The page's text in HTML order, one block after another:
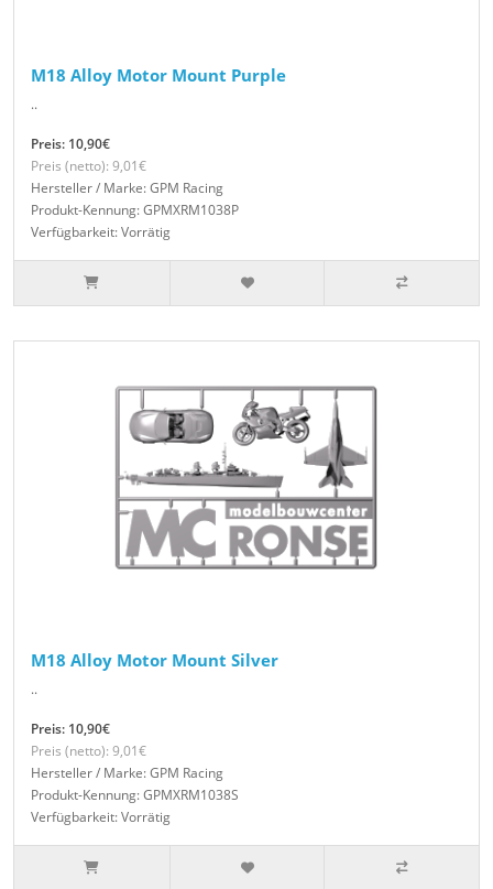
M18 Alloy Motor Mount Purple
..
Preis: 10,90€
Preis (netto): 9,01€
Hersteller / Marke: GPM Racing
Produkt-Kennung: GPMXRM1038P
Verfügbarkeit: Vorrätig
M18 Alloy Motor Mount Silver
..
Preis: 10,90€
Preis (netto): 9,01€
Hersteller / Marke: GPM Racing
Produkt-Kennung: GPMXRM1038S
Verfügbarkeit: Vorrätig